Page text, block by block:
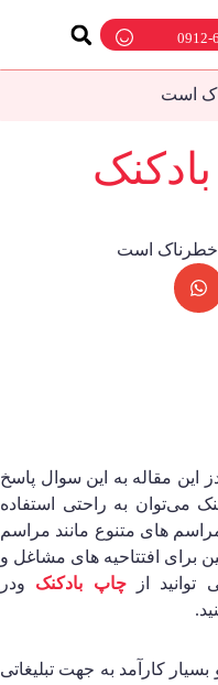
0912-
است
این مقاله به این سوال پاسخ
می‌توان به راحتی استفاده
های متنوع مانند مراسم
برای افتتاحیه های مشاغل و
از چاپ بادکنکودر
کارآمد به جهت تبلیغاتی